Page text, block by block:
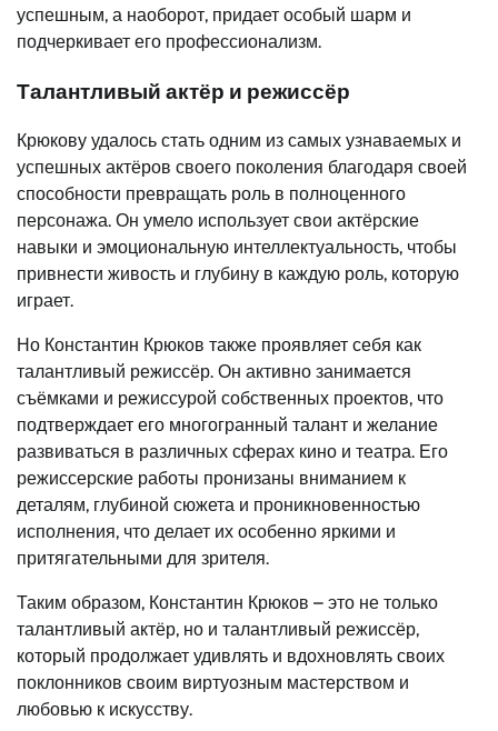
успешным, а наоборот, придает особый шарм и
подчеркивает его профессионализм.
Талантливый актёр и режиссёр
Крюкову удалось стать одним из самых узнаваемых и
успешных актёров своего поколения благодаря своей
способности превращать роль в полноценного
персонажа. Он умело использует свои актёрские
навыки и эмоциональную интеллектуальность, чтобы
привнести живость и глубину в каждую роль, которую
играет.
Но Константин Крюков также проявляет себя как
талантливый режиссёр. Он активно занимается
съёмками и режиссурой собственных проектов, что
подтверждает его многогранный талант и желание
развиваться в различных сферах кино и театра. Его
режиссерские работы пронизаны вниманием к
деталям, глубиной сюжета и проникновенностью
исполнения, что делает их особенно яркими и
притягательными для зрителя.
Таким образом, Константин Крюков – это не только
талантливый актёр, но и талантливый режиссёр,
который продолжает удивлять и вдохновлять своих
поклонников своим виртуозным мастерством и
любовью к искусству.